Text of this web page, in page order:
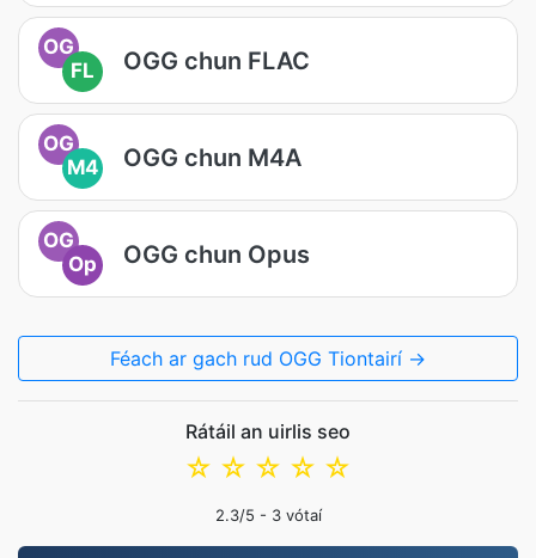
OG
FL
OGG chun FLAC
OG
M4
OGG chun M4A
OG
Op
OGG chun Opus
Féach ar gach rud OGG Tiontairí →
Rátáil an uirlis seo
☆
☆
☆
☆
☆
2.3/5 - 3vótaí